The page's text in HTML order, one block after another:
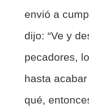
envió a
dijo: “Ve y
pecadores,
hasta acabar
qué,